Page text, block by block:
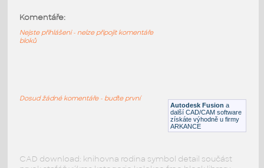
F3D Ocel
Autodesk Fusion a
další CAD/CAM software
získáte výhodně u firmy
ARKANCE
Komentáře:
Nejste přihlášeni - nelze připojit komentáře
bloků
Dosud žádné komentáře - buďte první
CAD download: knihovna rodina symbol detail součást